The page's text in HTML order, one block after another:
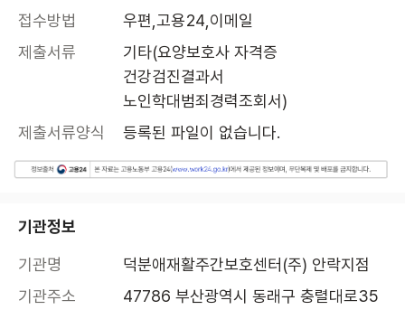
접수방법
우편,고용24,이메일
제출서류
기타(요양보호사 자격증
건강검진결과서
노인학대범죄경력조회서)
제출서류양식
등록된 파일이 없습니다.
기관정보
기관명
덕분애재활주간보호센터(주) 안락지점
기관주소
47786 부산광역시 동래구 충렬대로35